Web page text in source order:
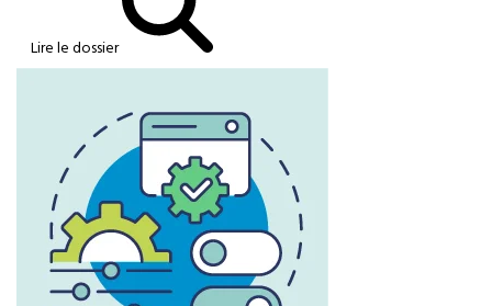
Lire le dossier